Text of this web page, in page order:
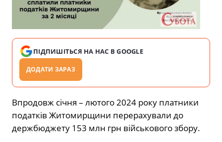
ПІДПИШІТЬСЯ НА НАС В GOOGLE
ДОДАТИ ЗАРАЗ
Впродовж січня – лютого 2024 року платники
податків Житомирщини перерахували до
держбюджету 153 млн грн військового збору.